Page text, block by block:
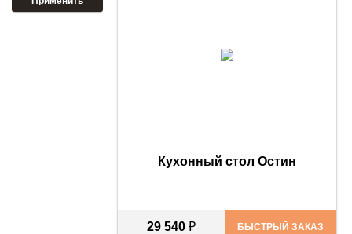
Кухонный стол Остин
29 540₽ БЫСТРЫЙ ЗАКАЗ